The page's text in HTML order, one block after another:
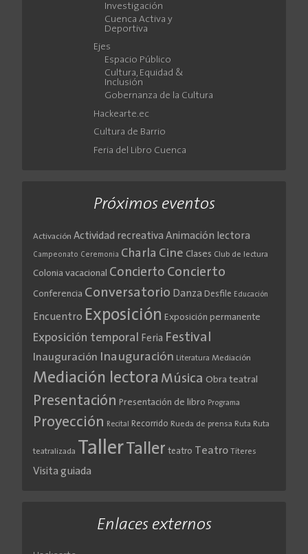
Investigación
Cuenca Activa y
Deportiva
Ejes
Espacio Público
Cultura, Equidad &
Inclusión
Gobernanza de la Cultura
Hackearte.ec
Cultura de Barrio
Feria del Libro Cuenca
Próximos eventos
Activación Actividad recreativa Animación lectora
Campeonato Ceremonia Charla Cine Clases Club de lectura
Colonia vacacional Concierto Concierto
Conferencia Conversatorio Danza Desfile Educación
Encuentro Exposición Exposición permanente
Exposición temporal Feria Festival
Inauguración Inauguración Literatura Mediación
Mediación lectora Música Obra teatral
Presentación Presentación de libro Programa
Proyección Recital Recorrido Rueda de prensa Ruta Ruta
teatralizada TallerTaller teatro Teatro Títeres
Visita guiada
Enlaces externos